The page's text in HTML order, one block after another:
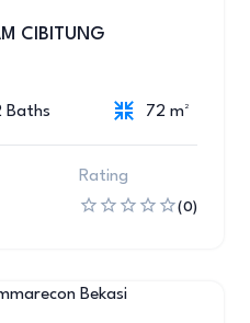
CIBITUNG
Baths 72 m²
Rating
(0)